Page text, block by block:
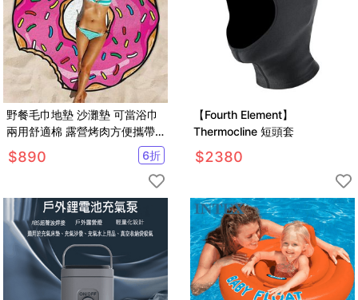
野餐毛巾地墊 沙灘墊 可當浴巾
兩用舒適棉 露營烤肉方便攜帶
質輕好清理lets sea
$890 6折
【Fourth Element】
Thermocline 短頭套
$2380